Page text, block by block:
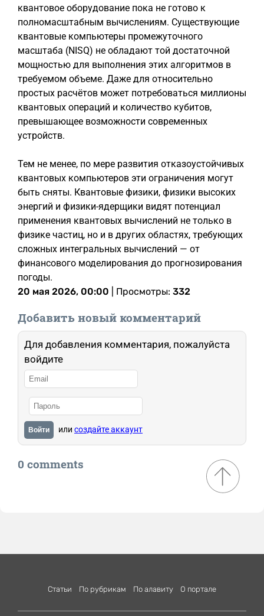
квантовое оборудование пока не готово к
полномасштабным вычислениям. Существующие
квантовые компьютеры промежуточного
масштаба (NISQ) не обладают той достаточной
мощностью для выполнения этих алгоритмов в
требуемом объеме. Даже для относительно
простых расчётов может потребоваться миллионы
квантовых операций и количество кубитов,
превышающее возможности современных
устройств.
Тем не менее, по мере развития отказоустойчивых
квантовых компьютеров эти ограничения могут
быть сняты. Квантовые физики, физики высоких
энергий и физики-ядерщики видят потенциал
применения квантовых вычислений не только в
физике частиц, но и в других областях, требующих
сложных интегральных вычислений — от
финансового моделирования до прогнозирования
погоды.
20 мая 2026, 00:00 | Просмотры: 332
Добавить новый комментарий
Для добавления комментария, пожалуйста
войдите
Войти или создайте аккаунт
0 comments
Статьи По рубрикам По алавиту О портале